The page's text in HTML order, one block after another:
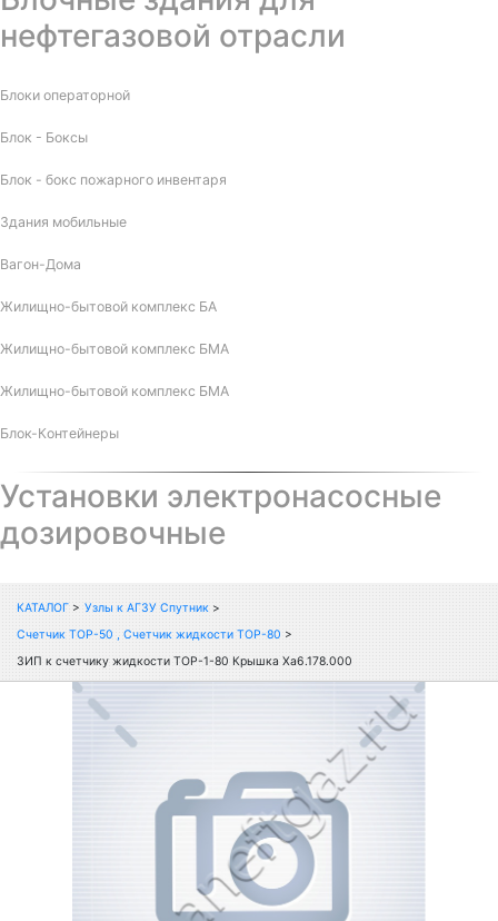
нефтегазовой отрасли
Блоки операторной
Блок - Боксы
Блок - бокс пожарного инвентаря
Здания мобильные
Вагон-Дома
Жилищно-бытовой комплекс БА
Жилищно-бытовой комплекс БМА
Жилищно-бытовой комплекс БМА
Блок-Контейнеры
Установки электронасосные
дозировочные
КАТАЛОГ > Узлы к АГЗУ Спутник >
Счетчик ТОР-50 , Счетчик жидкости ТОР-80 >
ЗИП к счетчику жидкости ТОР-1-80 Крышка Ха6.178.000